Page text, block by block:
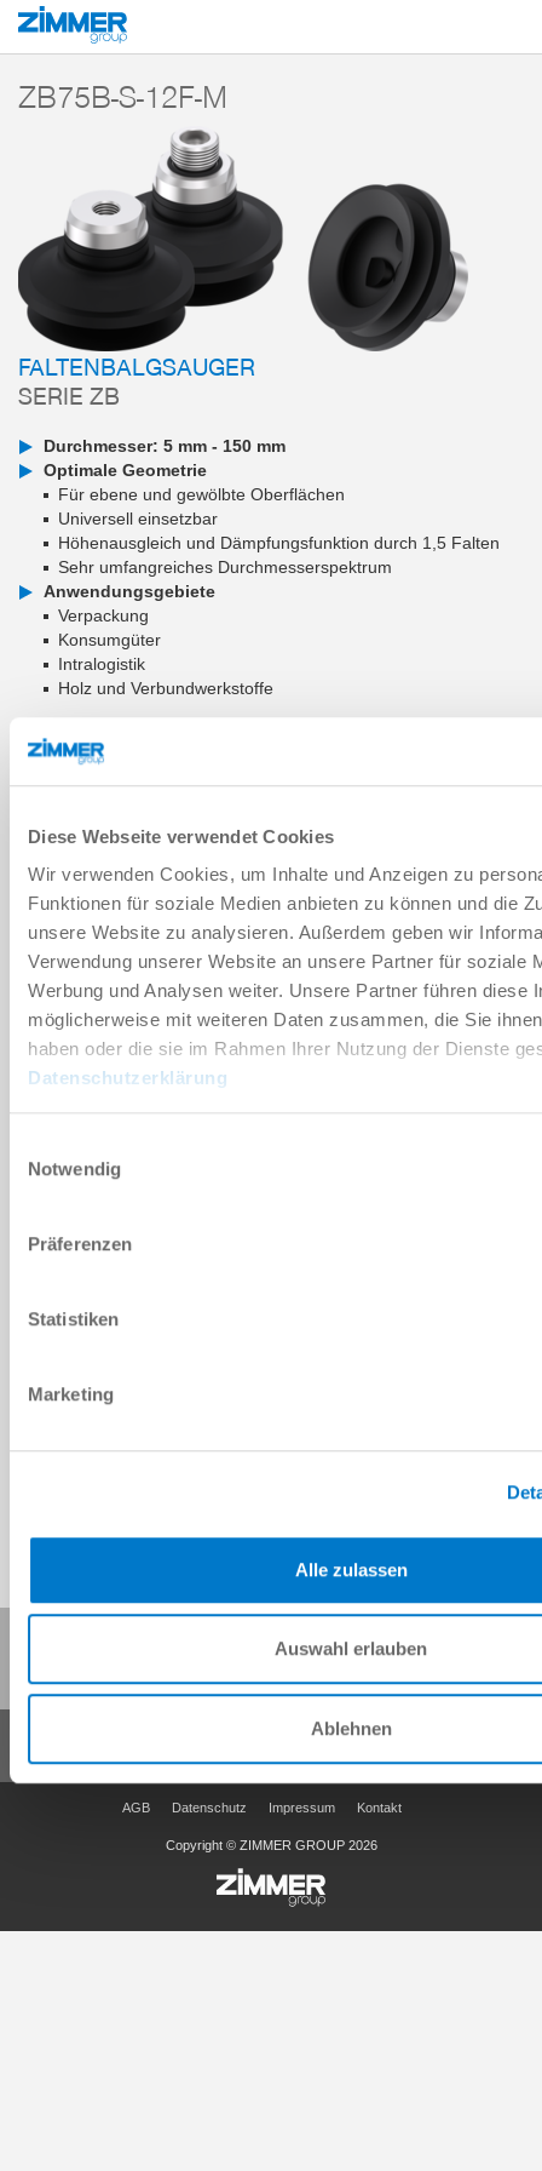
Diese Webseite verwendet Cookies
Wir verwenden Cookies, um Inhalte und Anzeigen zu
Funktionen für soziale Medien anbieten zu können und die
unsere Website zu analysieren. Außerdem geben wir
Verwendung unserer Website an unsere Partner für soziale
Werbung und Analysen weiter. Unsere Partner führen diese
möglicherweise mit weiteren Daten zusammen, die Sie
haben oder die sie im Rahmen Ihrer Nutzung der Dienste
Datenschutzerklärung
Notwendig
Präferenzen
Statistiken
Marketing
Alle zulassen
Auswahl erlauben
Ablehnen
Start Produkte
ZB75B-S-12F-M
FALTENBALGSAUGER
SERIE ZB
Durchmesser: 5 mm - 150 mm
Optimale Geometrie
Für ebene und gewölbte Oberflächen
Universell einsetzbar
Höhenausgleich und Dämpfungsfunktion durch 1,5 Falten
Sehr umfangreiches Durchmesserspektrum
Anwendungsgebiete
Verpackung
Konsumgüter
Intralogistik
Holz und Verbundwerkstoffe
ZUM WARENKORB HINZUFÜGEN
Verschleißteil
DOWNLOADS
AGB Datenschutz Impressum Kontakt
Copyright © ZIMMER GROUP 2026